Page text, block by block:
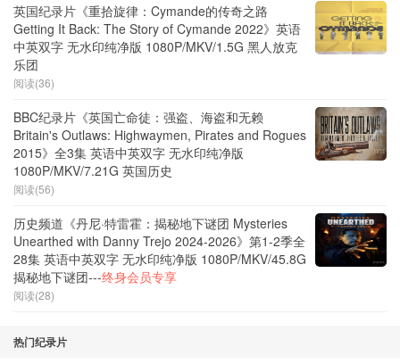
英国纪录片《重拾旋律：Cymande的传奇之路
Getting It Back: The Story of Cymande 2022》英语
中英双字 无水印纯净版 1080P/MKV/1.5G 黑人放克
乐团
阅读(36)
BBC纪录片《英国亡命徒：强盗、海盗和无赖
Britain's Outlaws: Highwaymen, Pirates and Rogues
2015》全3集 英语中英双字 无水印纯净版
1080P/MKV/7.21G 英国历史
阅读(56)
历史频道《丹尼·特雷霍：揭秘地下谜团 Mysteries
Unearthed with Danny Trejo 2024-2026》第1-2季全
28集 英语中英双字 无水印纯净版 1080P/MKV/45.8G
揭秘地下谜团---终身会员专享
阅读(28)
热门纪录片